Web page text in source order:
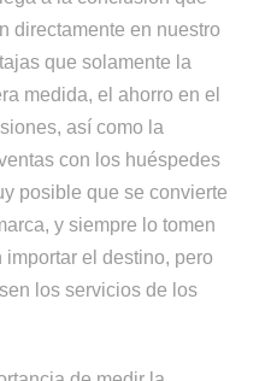
directamente en nuestro
que solamente la
medida, el ahorro en el
así como la
con los huéspedes
posible que se convierte
y siempre lo tomen
el destino, pero
los servicios de los